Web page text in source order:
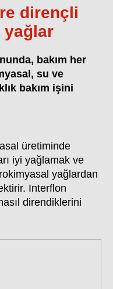
dirençli
yağlar
bakım her
su ve
bakım işini
üretiminde
iyi yağlamak ve
yağlardan
Interflon
direndiklerini